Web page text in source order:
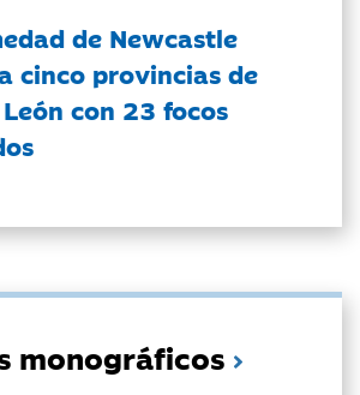
de Newcastle
cinco provincias de
con 23 focos
monográficos